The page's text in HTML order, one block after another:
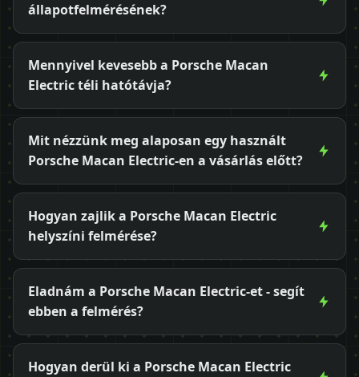
állapotfelmérésének?
Mennyivel kevesebb a Porsche Macan
Electric téli hatótávja?
Mit nézzünk meg alaposan egy használt
Porsche Macan Electric-en a vásárlás előtt?
Hogyan zajlik a Porsche Macan Electric
helyszíni felmérése?
Eladnám a Porsche Macan Electric-et - segít
ebben a felmérés?
Hogyan derül ki a Porsche Macan Electric